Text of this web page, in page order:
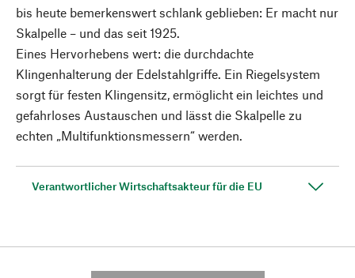
bis heute bemerkenswert schlank geblieben: Er macht nur
Skalpelle – und das seit 1925.
Eines Hervorhebens wert: die durchdachte
Klingenhalterung der Edelstahlgriffe. Ein Riegelsystem
sorgt für festen Klingensitz, ermöglicht ein leichtes und
gefahrloses Austauschen und lässt die Skalpelle zu
echten „Multifunktionsmessern“ werden.
Verantwortlicher Wirtschaftsakteur für die EU